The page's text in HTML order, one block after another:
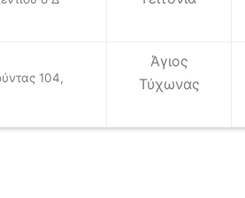
104,
Άγιος
Τύχωνας